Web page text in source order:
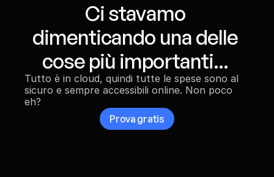
Ci stavamo
dimenticando una delle
cose più importanti...
Tutto è in cloud, quindi tutte le spese sono al
sicuro e sempre accessibili online. Non poco
eh?
Prova gratis